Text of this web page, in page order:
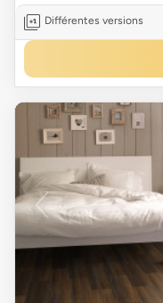
Différentes versions